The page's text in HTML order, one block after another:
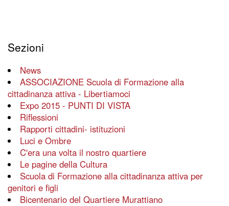
Sezioni
News
ASSOCIAZIONE Scuola di Formazione alla
cittadinanza attiva - Libertiamoci
Expo 2015 - PUNTI DI VISTA
Riflessioni
Rapporti cittadini- istituzioni
Luci e Ombre
C'era una volta il nostro quartiere
Le pagine della Cultura
Scuola di Formazione alla cittadinanza attiva per
genitori e figli
Bicentenario del Quartiere Murattiano